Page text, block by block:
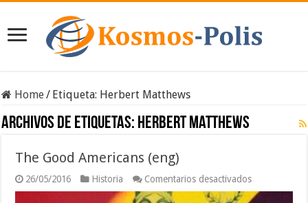
Home/ Etiqueta: Herbert Matthews
Archivos de etiquetas: Herbert Matthews
The Good Americans (eng)
26/05/2016 Historia Comentarios desactivadosen
The
Good